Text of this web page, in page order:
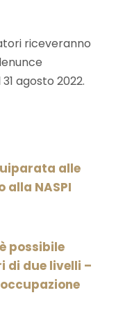
riceveranno
agosto 2022.
alle
NASPI
possibile
due livelli –